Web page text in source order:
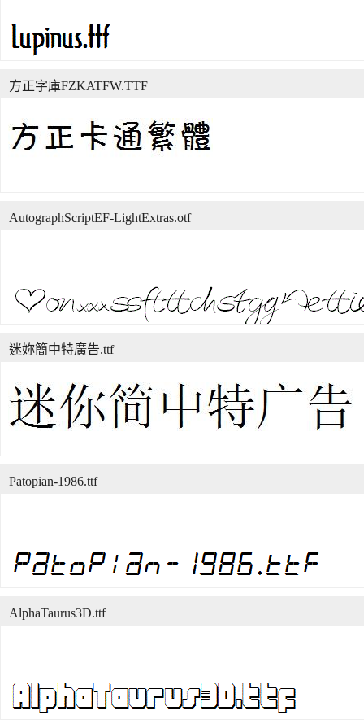
方正字庫FZKATFW.TTF
AutographScriptEF-LightExtras.otf
迷妳簡中特廣告.ttf
Patopian-1986.ttf
AlphaTaurus3D.ttf